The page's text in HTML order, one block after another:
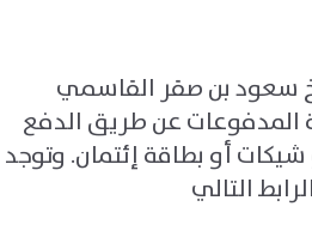
سعود بن صقر القاسمي
المدفوعات عن طريق الدفع
أو بطاقة إئتمان. وتوجد
التالي